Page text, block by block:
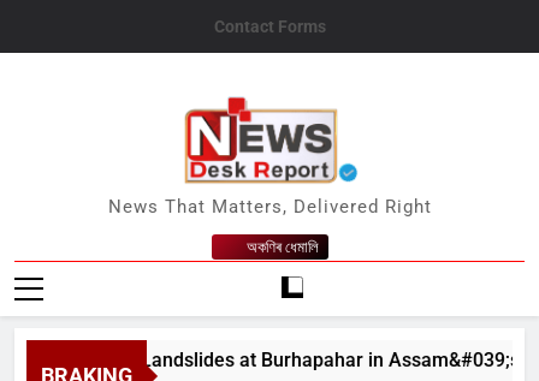
Contact Forms
News Desk Report
News That Matters, Delivered Right
অকণিৰ ধেমালি
BRAKING
Landslides at Burhapahar in Assam&#039;s Nagaon,